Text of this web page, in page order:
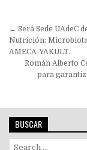
Navegación
de
entradas
← Será Sede UAdeC
Nutrición:
AMECA-YAKULT.
Román Alberto
para
BUSCAR
Search